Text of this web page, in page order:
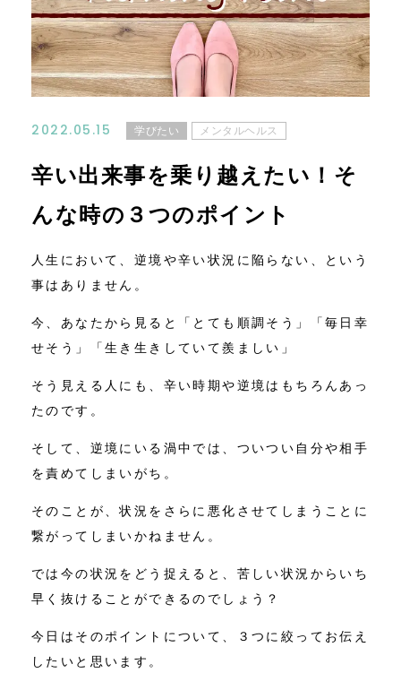
コンテンツ
ニュース
2022.05.15 学びたい メンタルヘルス
辛い出来事を乗り越えたい！そ
んな時の３つのポイント
人生において、逆境や辛い状況に陥らない、という
事はありません。
今、あなたから見ると「とても順調そう」「毎日幸
せそう」「生き生きしていて羨ましい」
そう見える人にも、辛い時期や逆境はもちろんあっ
たのです。
そして、逆境にいる渦中では、ついつい自分や相手
を責めてしまいがち。
そのことが、状況をさらに悪化させてしまうことに
繋がってしまいかねません。
では今の状況をどう捉えると、苦しい状況からいち
早く抜けることができるのでしょう？
今日はそのポイントについて、３つに絞ってお伝え
したいと思います。